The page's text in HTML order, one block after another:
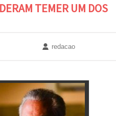
TEMER UM DOS
redacao